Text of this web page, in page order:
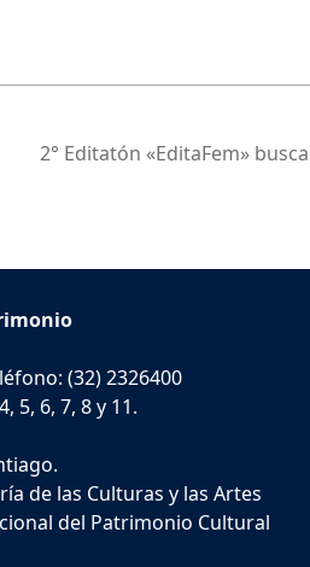
2° Editatón «EditaFem»
(32) 2326400
5, 6, 7, 8 y 11.
de las Culturas y las Artes
del Patrimonio Cultural